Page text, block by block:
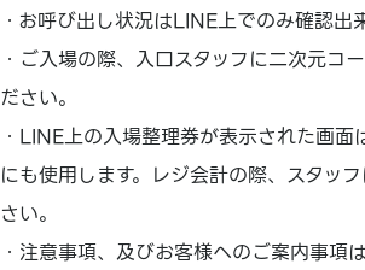
・お呼び出し状況はLINE上でのみ確認出
・ご入場の際、入口スタッフに二次元コ
ださい。
・LINE上の入場整理券が表示された画面
にも使用します。レジ会計の際、スタッ
さい。
・注意事項、及びお客様へのご案内事項